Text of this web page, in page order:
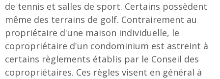
de tennis et salles de sport. Certains possèdent
même des terrains de golf. Contrairement au
propriétaire d'une maison individuelle, le
copropriétaire d'un condominium est astreint à
certains règlements établis par le Conseil des
copropriétaires. Ces règles visent en général à